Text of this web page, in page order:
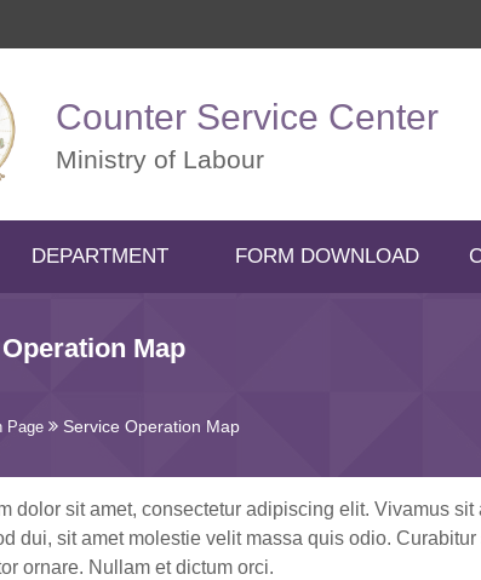
Counter Service Center
Ministry of Labour
DEPARTMENT FORM DOWNLOAD
Map
Page Service Operation Map
dolor sit amet, consectetur adipiscing elit. Vivamus
dui, sit amet molestie velit massa quis odio.
ornare. Nullam et dictum orci.